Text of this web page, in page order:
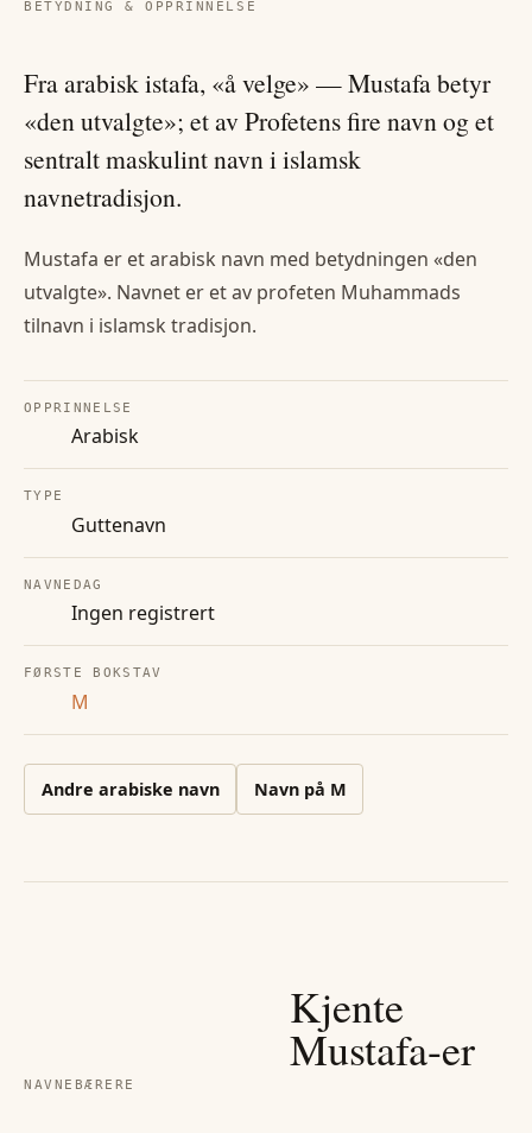
BETYDNING & OPPRINNELSE
Fra arabisk istafa, «å velge» — Mustafa betyr
«den utvalgte»; et av Profetens fire navn og et
sentralt maskulint navn i islamsk
navnetradisjon.
Mustafa er et arabisk navn med betydningen «den
utvalgte». Navnet er et av profeten Muhammads
tilnavn i islamsk tradisjon.
OPPRINNELSE
Arabisk
TYPE
Guttenavn
NAVNEDAG
Ingen registrert
FØRSTE BOKSTAV
M
Andre arabiske navn Navn på M
NAVNEBÆRERE
Kjente
Mustafa-er